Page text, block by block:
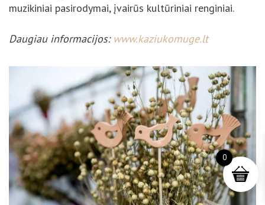
muzikiniai pasirodymai, įvairūs kultūriniai renginiai.
Daugiau informacijos: www.kaziukomuge.lt
0